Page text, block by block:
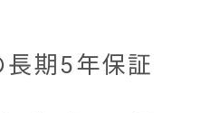
長期5年保証